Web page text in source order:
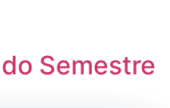
Semestre